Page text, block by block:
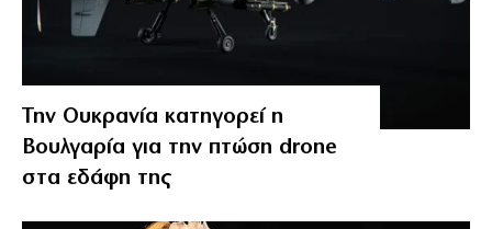
Την Ουκρανία κατηγορεί η
Βουλγαρία για την πτώση drone
στα εδάφη της